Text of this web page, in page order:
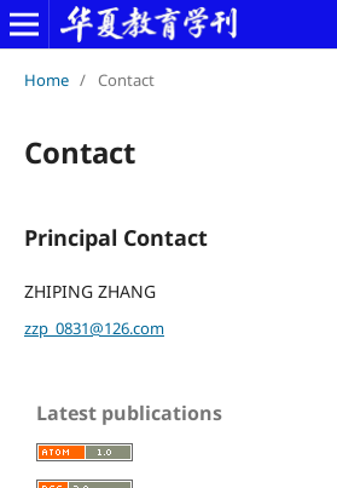
Home / Contact
Contact
Principal Contact
ZHIPING ZHANG
zzp_0831@126.com
Latest publications